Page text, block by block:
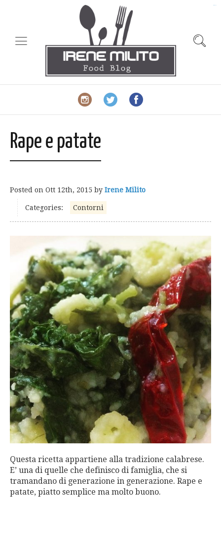
Rape e patate
Posted on Ott 12th, 2015 by Irene Milito
Categories: Contorni
Questa ricetta appartiene alla tradizione calabrese.
E’ una di quelle che definisco di famiglia, che si
tramandano di generazione in generazione. Rape e
patate, piatto semplice ma molto buono.